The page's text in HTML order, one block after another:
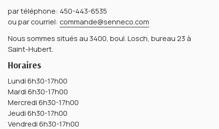
par téléphone: 450-443-6535
ou par courriel: commande@senneco.com
Nous sommes situés au 3400, boul. Losch, bureau 23 à
Saint-Hubert.
Horaires
Lundi 6h30-17h00
Mardi 6h30-17h00
Mercredi 6h30-17h00
Jeudi 6h30-17h00
Vendredi 6h30-17h00